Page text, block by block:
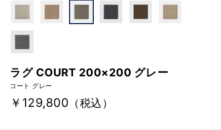
ラグ COURT 200×200 グレー
コート グレー
￥129,800 （税込）